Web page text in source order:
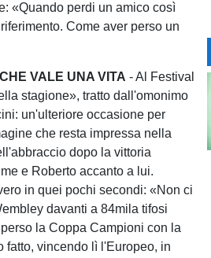
«Quando perdi un amico così
Come aver perso un
VALE UNA VITA - Al Festival
stagione», tratto dall'omonimo
un'ulteriore occasione per
che resta impressa nella
dopo la vittoria
e Roberto accanto a lui.
in quei pochi secondi: «Non ci
davanti a 84mila tifosi
la Coppa Campioni con la
fatto, vincendo lì l'Europeo, in